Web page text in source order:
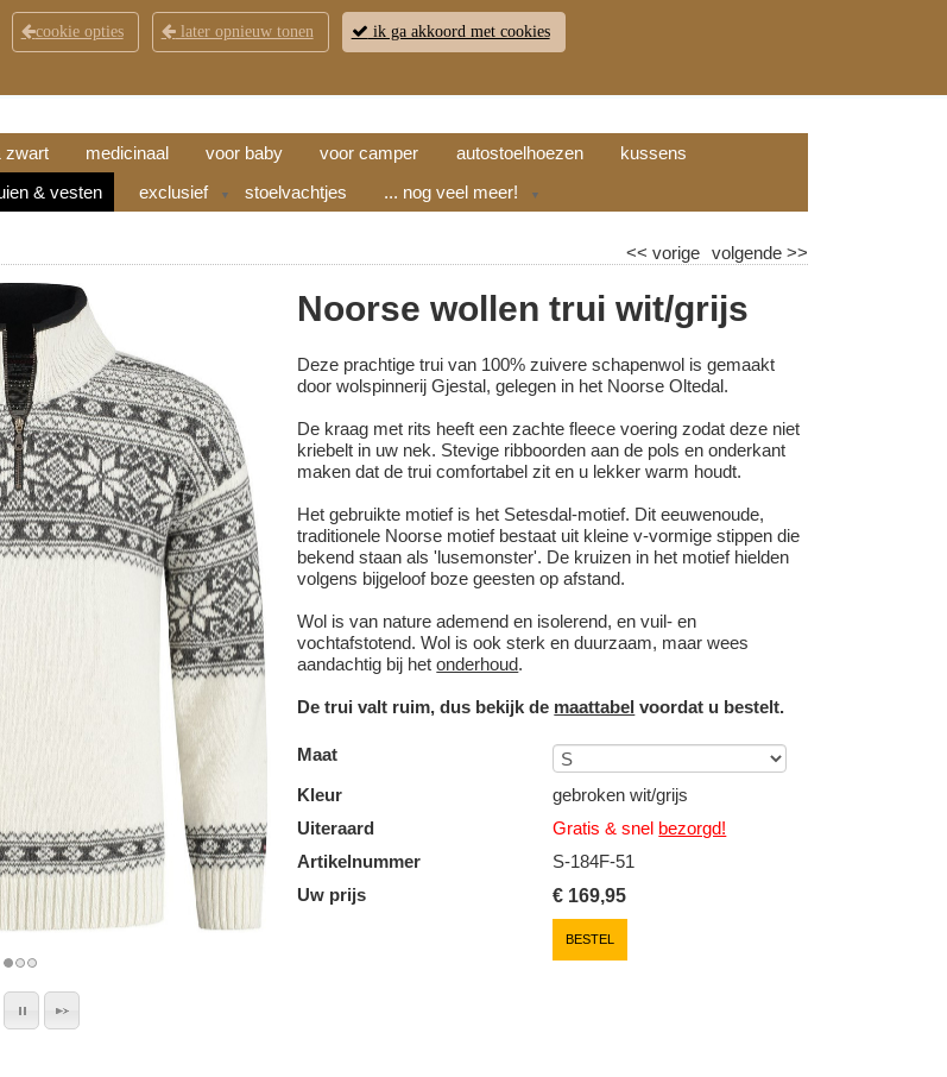
KLANTENSERVICE CONTACT OPENINGSTIJDEN RETOUR WINKELWAGEN (
zwart medicinaal voor baby voor camper autostoelhoezen
kussens
& vesten exclusief ▼ stoelvachtjes ... nog veel meer! ▼
volgende>>
<< vorige
Noorse wollen trui wit/grijs
Deze prachtige trui van 100% zuivere schapenwol is gemaakt
door wolspinnerij Gjestal, gelegen in het Noorse Oltedal.
De kraag met rits heeft een zachte fleece voering zodat deze niet
kriebelt in uw nek. Stevige ribboorden aan de pols en onderkant
maken dat de trui comfortabel zit en u lekker warm houdt.
Het gebruikte motief is het Setesdal-motief. Dit eeuwenoude,
traditionele Noorse motief bestaat uit kleine v-vormige stippen die
bekend staan als 'lusemonster'. De kruizen in het motief hielden
volgens bijgeloof boze geesten op afstand.
Wol is van nature ademend en isolerend, en vuil- en
vochtafstotend. Wol is ook sterk en duurzaam, maar wees
aandachtig bij hetonderhoud.
De trui valt ruim, dus bekijk de maattabel voordat u bestelt.
Maat
Kleur
gebroken wit/grijs
Uiteraard
Gratis & snel bezorgd!
Artikelnummer
S-184F-51
Uw prijs
€ 169,95
BESTEL
cookie opties later opnieuw tonen ik ga akkoord met cookies